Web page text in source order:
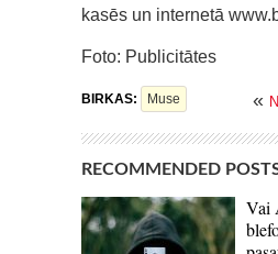
kasēs un internetā
Foto: Publicitātes
BIRKAS: Muse «
RECOMMENDED
Vai